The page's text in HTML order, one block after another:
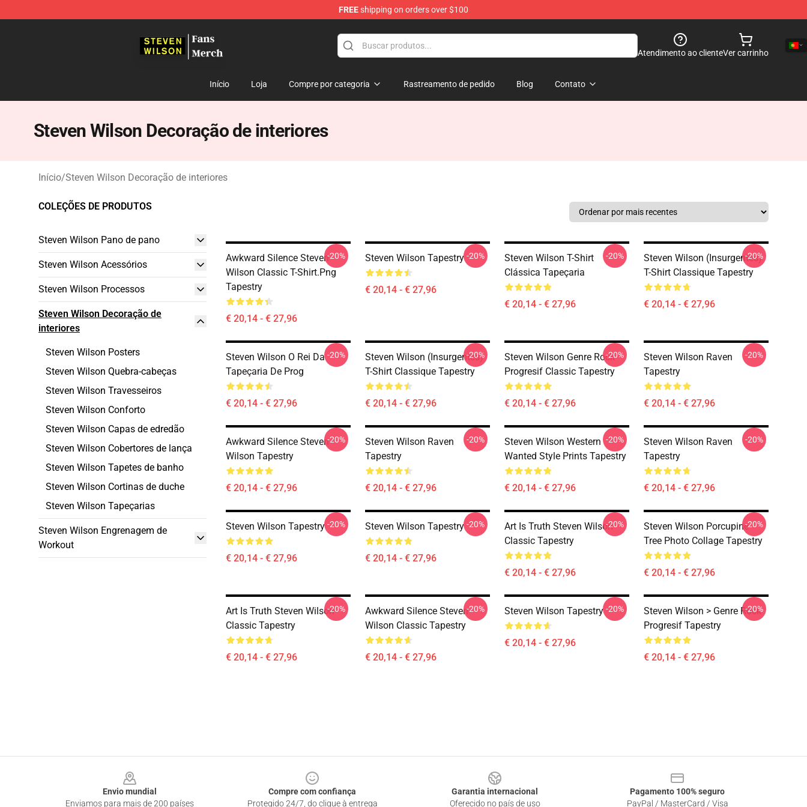
FREEshipping on orders over $100
Atendimento ao clienteVer carrinho
Início Loja Compre por categoria Rastreamento de pedido Blog Contato
Steven Wilson Decoração de interiores
Início/Steven Wilson Decoração de interiores
COLEÇÕES DE PRODUTOS
Steven Wilson Pano de pano
Steven Wilson Acessórios
Steven Wilson Processos
Steven Wilson Decoração de
interiores
Steven Wilson Posters
Steven Wilson Quebra-cabeças
Steven Wilson Travesseiros
Steven Wilson Conforto
Steven Wilson Capas de edredão
Steven Wilson Cobertores de lança
Steven Wilson Tapetes de banho
Steven Wilson Cortinas de duche
Steven Wilson Tapeçarias
Steven Wilson Engrenagem de
Workout
Awkward Silence Steven
Wilson Classic T-Shirt.png
Tapestry
€ 20,14 - € 27,96
-20% Steven Wilson Tapestry
€ 20,14 - € 27,96
-20%
Steven Wilson T-Shirt
Clássica Tapeçaria
€ 20,14 - € 27,96
-20%
Steven Wilson (insurgentes)
T-Shirt Classique Tapestry
€ 20,14 - € 27,96
-20%
Steven Wilson O Rei Da
Tapeçaria De Prog
€ 20,14 - € 27,96
-20%
Steven Wilson (insurgentes)
T-Shirt Classique Tapestry
€ 20,14 - € 27,96
-20%
Steven Wilson Genre Rock
Progresif Classic Tapestry
€ 20,14 - € 27,96
-20%
Steven Wilson Raven
Tapestry
€ 20,14 - € 27,96
-20%
Awkward Silence Steven
Wilson Tapestry
€ 20,14 - € 27,96
-20%
Steven Wilson Raven
Tapestry
€ 20,14 - € 27,96
-20%
Steven Wilson Western
Wanted Style Prints Tapestry
€ 20,14 - € 27,96
-20%
Steven Wilson Raven
Tapestry
€ 20,14 - € 27,96
-20%
Steven Wilson Tapestry
€ 20,14 - € 27,96
-20% Steven Wilson Tapestry
€ 20,14 - € 27,96
-20%
Art Is Truth Steven Wilson
Classic Tapestry
€ 20,14 - € 27,96
-20%
Steven Wilson Porcupine
Tree Photo Collage Tapestry
€ 20,14 - € 27,96
-20%
Art Is Truth Steven Wilson
Classic Tapestry
€ 20,14 - € 27,96
-20%
Awkward Silence Steven
Wilson Classic Tapestry
€ 20,14 - € 27,96
-20% Steven Wilson Tapestry
€ 20,14 - € 27,96
-20%
Steven Wilson > Genre Rock
Progresif Tapestry
€ 20,14 - € 27,96
-20%
Envio mundial
Enviamos para mais de 200 países
Compre com confiança
Protegido 24/7, do clique à entrega
Garantia internacional
Oferecido no país de uso
Pagamento 100% seguro
PayPal / MasterCard / Visa